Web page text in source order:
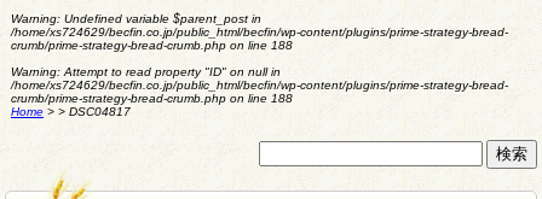
Warning: Undefined variable $parent_post in
/home/xs724629/becfin.co.jp/public_html/becfin/wp-content/plugins/prime-strategy-bread-
crumb/prime-strategy-bread-crumb.phpon line 188
Warning: Attempt to read property "ID" on null in
/home/xs724629/becfin.co.jp/public_html/becfin/wp-content/plugins/prime-strategy-bread-
crumb/prime-strategy-bread-crumb.phpon line 188
Home> > DSC04817